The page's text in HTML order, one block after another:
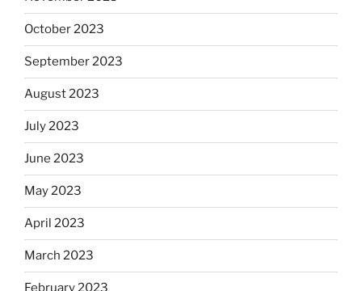
October 2023
September 2023
August 2023
July 2023
June 2023
May 2023
April 2023
March 2023
February 2023